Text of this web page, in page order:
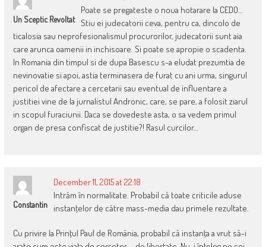
Un Sceptic Revoltat
Poate se pregateste o noua hotarare la CEDO…
Stiu ei judecatorii ceva, pentru ca, dincolo de
ticalosia sau neprofesionalismul procurorilor, judecatorii sunt aia
care arunca oamenii in inchisoare. Si poate se apropie o scadenta.
In Romania din timpul si de dupa Basescu s-a eludat prezumtia de
nevinovatie si apoi, astia terminasera de furat cu ani urma, singurul
pericol de afectare a cercetarii sau eventual de influentare a
justitiei vine de la jurnalistul Andronic, care, se pare, a folosit ziarul
in scopul furaciunii. Daca se dovedeste asta, o sa vedem primul
organ de presa confiscat de justitie?! Rasul curcilor…
Constantin
December 11, 2015 at 22:18
Intrăm în normalitate. Probabil că toate criticile aduse
instanţelor de către mass-media dau primele rezultate.
Cu privire la Prinţul Paul de România, probabil că instanţa a vrut să-i